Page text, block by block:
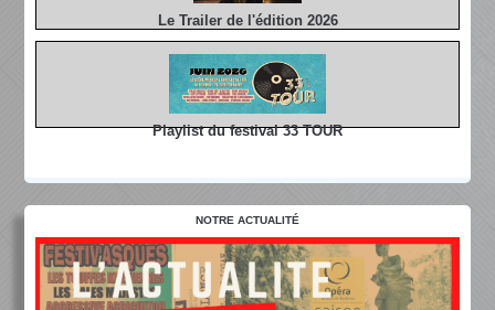
Le Trailer de l'édition 2026
Playlist du festival 33 TOUR
NOTRE ACTUALITÉ